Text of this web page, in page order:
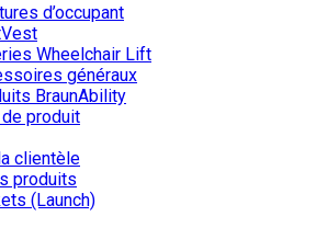
d’occupant
Wheelchair Lift
généraux
BraunAbility
produit
clientèle
produits
(Launch)